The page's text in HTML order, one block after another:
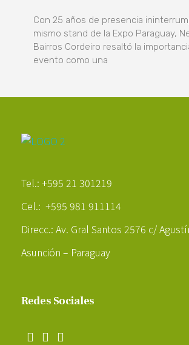
Con 25 años de presencia
mismo stand de la Expo Paraguay,
Bairros Cordeiro resaltó la
evento como una
Tel.: +595 21 301219
Cel.: +595 981 911114
Direcc.: Av. Gral Santos 2576 c/
Asunción – Paraguay
Redes Sociales